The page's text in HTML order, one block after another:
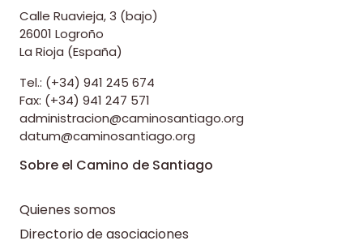
Calle Ruavieja, 3 (bajo)
26001 Logroño
La Rioja (España)
Tel.: (+34) 941 245 674
Fax: (+34) 941 247 571
administracion@caminosantiago.org
datum@caminosantiago.org
Sobre el Camino de Santiago
Quienes somos
Directorio de asociaciones